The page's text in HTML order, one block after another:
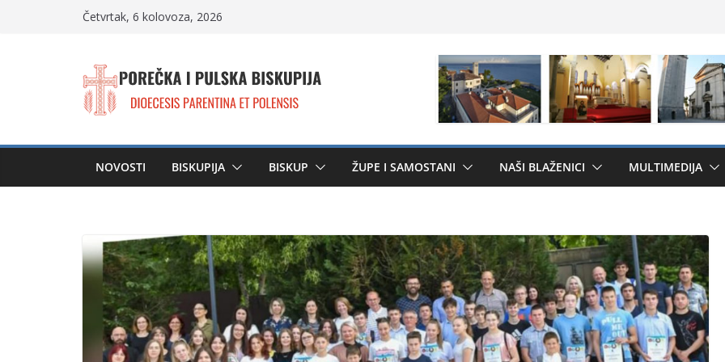
Četvrtak, 6 kolovoza, 2026
NOVOSTI BISKUPIJA BISKUP ŽUPE I SAMOSTANI NAŠI BLAŽENICI MULTIMEDIJA